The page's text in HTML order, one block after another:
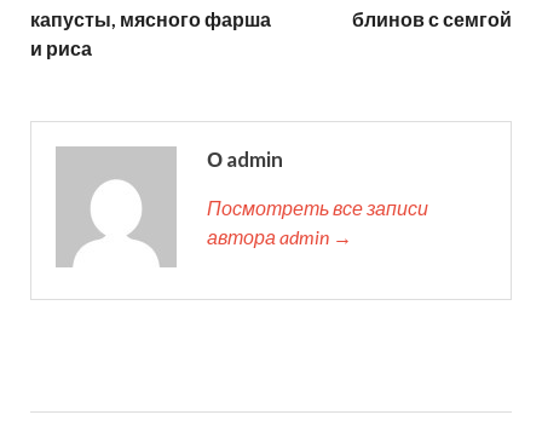
капусты, мясного фарша
и риса
блинов с семгой
О admin
Посмотреть все записи
автора admin →